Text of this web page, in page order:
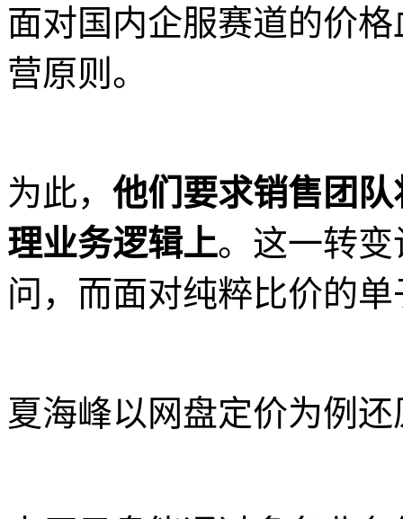
面对国内企服赛道的价
营原则。
为此， 他们要求销售团
理业务逻辑上。这一转
问，而面对纯粹比价的
夏海峰以网盘定价为例